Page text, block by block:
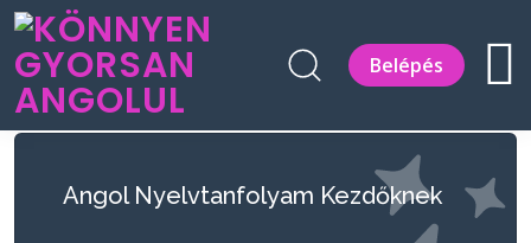
Belépés
Angol Nyelvtanfolyam Kezdőknek